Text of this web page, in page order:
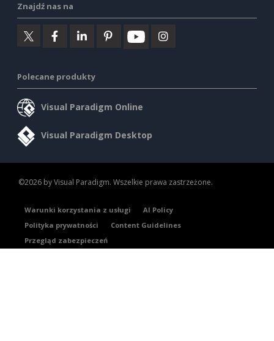
Znajdź nas na
Polecane produkty
Visual Paradigm Online
Visual Paradigm Desktop
©2026 by Visual Paradigm. Wszelkie prawa zastrzeżone.
Warunki korzystania z usługi
AI Policy
Polityka prywatności
Content Guidelines
Przegląd zabezpieczeń